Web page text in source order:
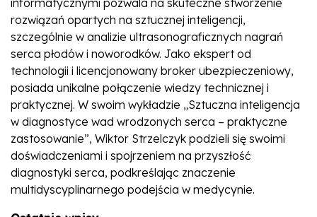
informatycznymi pozwala na skuteczne stworzenie
rozwiązań opartych na sztucznej inteligencji,
szczególnie w analizie ultrasonograficznych nagrań
serca płodów i noworodków. Jako ekspert od
technologii i licencjonowany broker ubezpieczeniowy,
posiada unikalne połączenie wiedzy technicznej i
praktycznej. W swoim wykładzie „Sztuczna inteligencja
w diagnostyce wad wrodzonych serca – praktyczne
zastosowanie”, Wiktor Strzelczyk podzieli się swoimi
doświadczeniami i spojrzeniem na przyszłość
diagnostyki serca, podkreślając znaczenie
multidyscyplinarnego podejścia w medycynie.